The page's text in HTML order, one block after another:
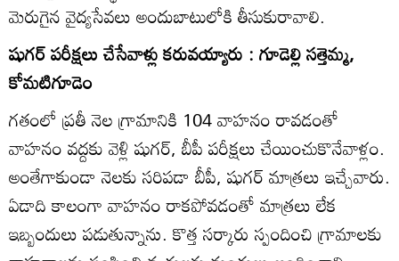
మెరుగైన వైద్యసేవలు అందుబాటులోకి తీసుకురావాలి.
షుగర్‌ పరీక్షలు చేసేవాళ్లు కరువయ్యారు : గూడెల్లి సత్తెమ్మ,
కోమటిగూడెం
గతంలో ప్రతీ నెల గ్రామానికి 104 వాహనం రావడంతో
వాహనం వద్దకు వెళ్లి షుగర్‌, బీపీ పరీక్షలు చేయించుకొనేవాళ్లం.
అంతేగాకుండా నెలకు సరిపడా బీపీ, షుగర్‌ మాత్రలు ఇచ్చేవారు.
ఏడాది కాలంగా వాహనం రాకపోవడంతో మాత్రలు లేక
ఇబ్బందులు పడుతున్నాను. కొత్త సర్కారు స్పందించి గ్రామాలకు